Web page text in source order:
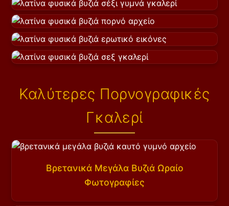
Καλύτερες Πορνογραφικές
Γκαλερί
Βρετανικά Μεγάλα Βυζιά Ωραίο
Φωτογραφίες